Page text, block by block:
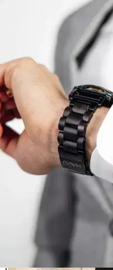
Ei saatavilla
Tuotekuvaus
Rannekkeen materiaali:
Rannekkeen pituus:
GARMIN
Asiakkaidemme
yhteensopivat Havun
kiinnittyy kelloon helposti
rannekkeen irrottaminen ja
napsauttamalla, eikä
rannekkeella muutat kellosi
juhlavammaksi. Tämä
sekä katseita. Sen kovinta
terästä, ja puuosat on
sekä pitkäikäisyyden että